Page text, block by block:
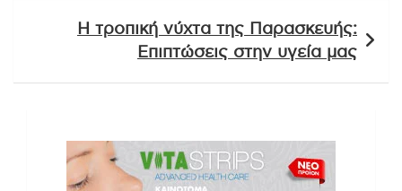
Η τροπική νύχτα της Παρασκευής:
Επιπτώσεις στην υγεία μας